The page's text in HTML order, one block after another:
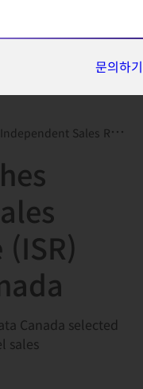
문의하기
Representative (ISR) program in Can...
Canada selected
sales